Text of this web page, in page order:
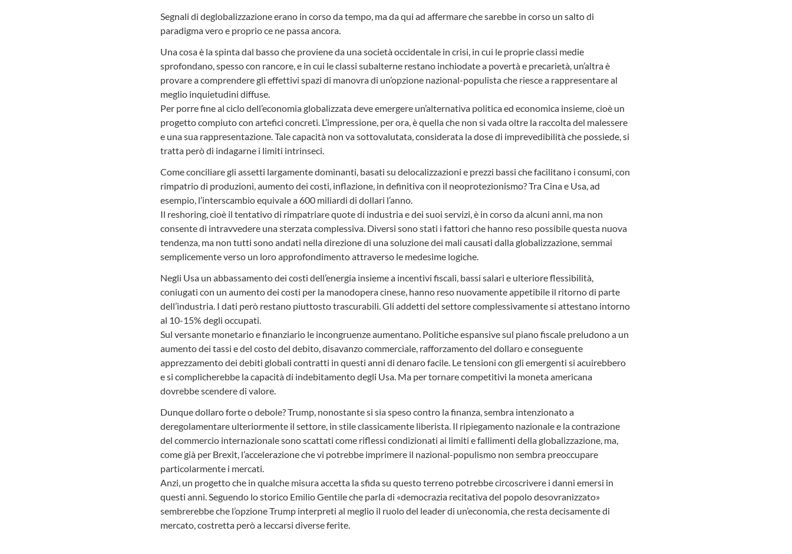
Segnali di deglobalizzazione erano in corso da tempo, ma da qui ad affermare che sarebbe in corso un salto di
paradigma vero e proprio ce ne passa ancora.
Una cosa è la spinta dal basso che proviene da una società occidentale in crisi, in cui le proprie classi medie
sprofondano, spesso con rancore, e in cui le classi subalterne restano inchiodate a povertà e precarietà, un’altra è
provare a comprendere gli effettivi spazi di manovra di un’opzione nazional-populista che riesce a rappresentare al
meglio inquietudini diffuse.
Per porre fine al ciclo dell’economia globalizzata deve emergere un’alternativa politica ed economica insieme, cioè un
progetto compiuto con artefici concreti. L’impressione, per ora, è quella che non si vada oltre la raccolta del malessere
e una sua rappresentazione. Tale capacità non va sottovalutata, considerata la dose di imprevedibilità che possiede, si
tratta però di indagarne i limiti intrinseci.
Come conciliare gli assetti largamente dominanti, basati su delocalizzazioni e prezzi bassi che facilitano i consumi, con
rimpatrio di produzioni, aumento dei costi, inflazione, in definitiva con il neoprotezionismo? Tra Cina e Usa, ad
esempio, l’interscambio equivale a 600 miliardi di dollari l’anno.
Il reshoring, cioè il tentativo di rimpatriare quote di industria e dei suoi servizi, è in corso da alcuni anni, ma non
consente di intravvedere una sterzata complessiva. Diversi sono stati i fattori che hanno reso possibile questa nuova
tendenza, ma non tutti sono andati nella direzione di una soluzione dei mali causati dalla globalizzazione, semmai
semplicemente verso un loro approfondimento attraverso le medesime logiche.
Negli Usa un abbassamento dei costi dell’energia insieme a incentivi fiscali, bassi salari e ulteriore flessibilità,
coniugati con un aumento dei costi per la manodopera cinese, hanno reso nuovamente appetibile il ritorno di parte
dell’industria. I dati però restano piuttosto trascurabili. Gli addetti del settore complessivamente si attestano intorno
al 10-15% degli occupati.
Sul versante monetario e finanziario le incongruenze aumentano. Politiche espansive sul piano fiscale preludono a un
aumento dei tassi e del costo del debito, disavanzo commerciale, rafforzamento del dollaro e conseguente
apprezzamento dei debiti globali contratti in questi anni di denaro facile. Le tensioni con gli emergenti si acuirebbero
e si complicherebbe la capacità di indebitamento degli Usa. Ma per tornare competitivi la moneta americana
dovrebbe scendere di valore.
Dunque dollaro forte o debole? Trump, nonostante si sia speso contro la finanza, sembra intenzionato a
deregolamentare ulteriormente il settore, in stile classicamente liberista. Il ripiegamento nazionale e la contrazione
del commercio internazionale sono scattati come riflessi condizionati ai limiti e fallimenti della globalizzazione, ma,
come già per Brexit, l’accelerazione che vi potrebbe imprimere il nazional-populismo non sembra preoccupare
particolarmente i mercati.
Anzi, un progetto che in qualche misura accetta la sfida su questo terreno potrebbe circoscrivere i danni emersi in
questi anni. Seguendo lo storico Emilio Gentile che parla di «democrazia recitativa del popolo desovranizzato»
sembrerebbe che l’opzione Trump interpreti al meglio il ruolo del leader di un’economia, che resta decisamente di
mercato, costretta però a leccarsi diverse ferite.